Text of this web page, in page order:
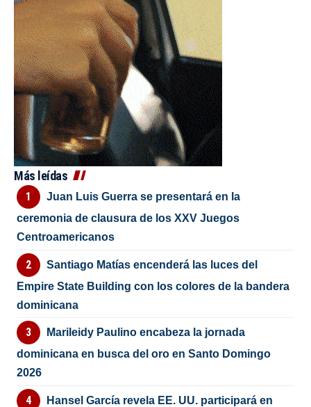
Más leídas
Juan Luis Guerra se presentará en la
ceremonia de clausura de los XXV Juegos
Centroamericanos
Santiago Matías encenderá las luces del
Empire State Building con los colores de la bandera
dominicana
Marileidy Paulino encabeza la jornada
dominicana en busca del oro en Santo Domingo
2026
Hansel García revela EE. UU. participará en